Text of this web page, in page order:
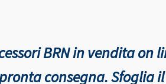
BRN in vendita on
consegna.Sfoglia